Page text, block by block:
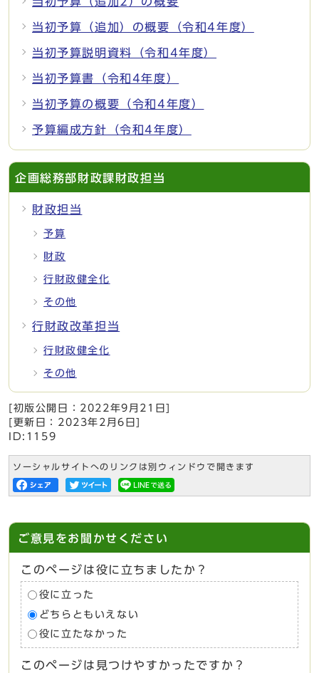
当初予算（追加）の概要（令和4年度）
当初予算説明資料（令和4年度）
当初予算書（令和4年度）
当初予算の概要（令和4年度）
予算編成方針（令和4年度）
企画総務部財政課財政担当
財政担当
予算
財政
行財政健全化
その他
行財政改革担当
行財政健全化
その他
[初版公開日： 2022年9月21日
[更新日： 2023年2月6日
ID:1159
ソーシャルサイトへのリンクは別ウィンドウで開きます
ご意見をお聞かせください
このページは役に立ちましたか？
役に立った
どちらともいえない
役に立たなかった
このページは見つけやすかったですか？